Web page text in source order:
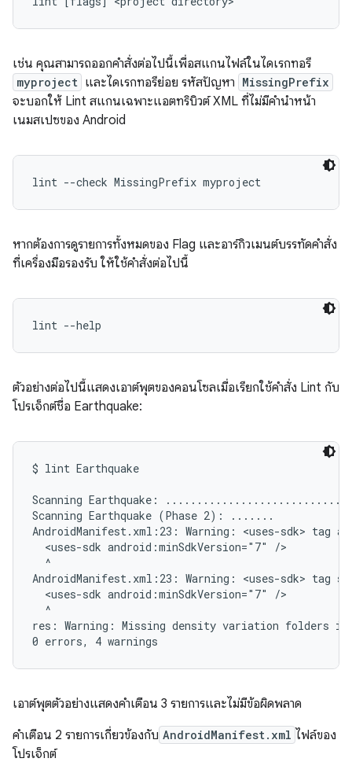
เช่น คุณสามารถออกคำสั่งต่อไปนี้เพื่อสแกนไฟล์ในไดเรกทอรี
myproject และไดเรกทอรีย่อย รหัสปัญหา MissingPrefix
จะบอกให้ Lint สแกนเฉพาะแอตทริบิวต์ XML ที่ไม่มีคำนำหน้า
เนมสเปซของ Android
lint --check MissingPrefix myproject
หากต้องการดูรายการทั้งหมดของ Flag และอาร์กิวเมนต์บรรทัดคำสั่ง
ที่เครื่องมือรองรับ ให้ใช้คำสั่งต่อไปนี้
lint --help
ตัวอย่างต่อไปนี้แสดงเอาต์พุตของคอนโซลเมื่อเรียกใช้คำสั่ง Lint กับ
โปรเจ็กต์ชื่อ Earthquake:
$ lint Earthquake
Scanning Earthquake:
Scanning Earthquake (Phase 2): .......
AndroidManifest.xml:23: Warning: <uses-sdk> tag
  <uses-sdk android:minSdkVersion="7" />
  ^
AndroidManifest.xml:23: Warning: <uses-sdk>
  <uses-sdk android:minSdkVersion="7" />
  ^
res: Warning: Missing density variation folders in
เอาต์พุตตัวอย่างแสดงคำเตือน 3 รายการและไม่มีข้อผิดพลาด
คำเตือน 2 รายการเกี่ยวข้องกับ AndroidManifest.xml ไฟล์ของ
โปรเจ็กต์